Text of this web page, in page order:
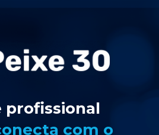
profissional
com o